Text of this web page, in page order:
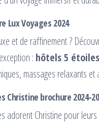
Lux Voyages 2024
et de raffinement ?
: hôtels 5 étoiles
massages relaxants et
Christine brochure 2024-
adorent Christine pour